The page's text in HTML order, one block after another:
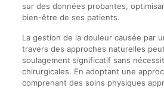
sur des données probantes,
bien-être de ses patients.
La gestion de la douleur causée par
travers des approches naturelles
soulagement significatif sans
chirurgicales. En adoptant une
comprenant des soins physiques